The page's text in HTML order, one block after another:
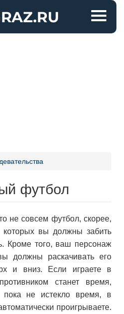
футбол
не совсем футбол, скорее,
вы должны забить
Кроме того, ваш персонаж
должны раскачивать его
и вниз. Если играете в
станет время,
пока не истекло время, в
проигрываете.